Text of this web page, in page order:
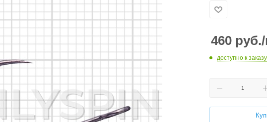
460 руб.
доступно к заказу